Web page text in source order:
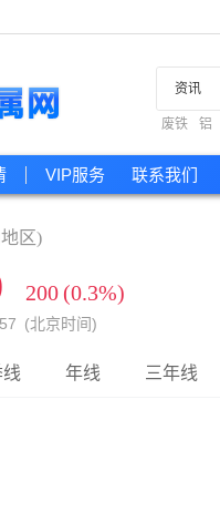
资讯
现货
废铁 铝
VIP服务 联系我们
区)
200 (0.3%)
(北京时间)
线 年线 三年线